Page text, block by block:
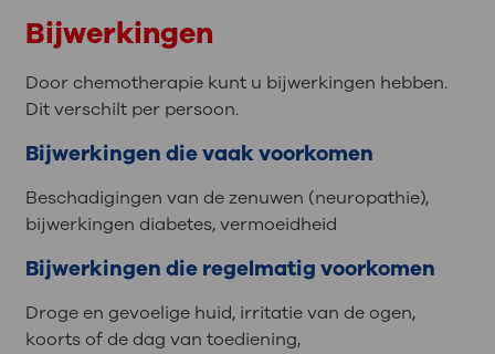
Bijwerkingen
Door chemotherapie kunt u bijwerkingen hebben.
Dit verschilt per persoon.
Bijwerkingen die vaak voorkomen
Beschadigingen van de zenuwen (neuropathie),
bijwerkingen diabetes, vermoeidheid
Bijwerkingen die regelmatig voorkomen
Droge en gevoelige huid, irritatie van de ogen,
koorts of de dag van toediening,